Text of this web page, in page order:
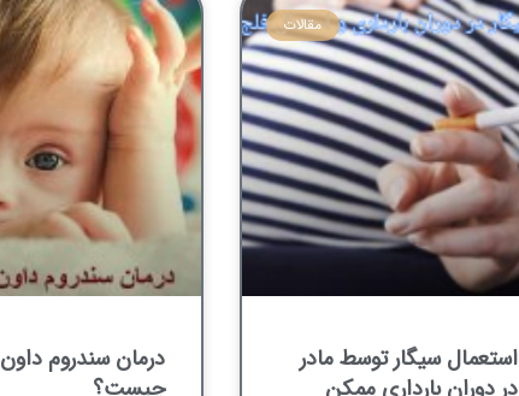
مقالات
استعمال سیگار توسط مادر
در دوران بارداری ممکن
درمان سندروم داون
چیست؟